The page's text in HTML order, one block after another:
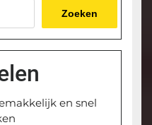
Zoeken
en snel